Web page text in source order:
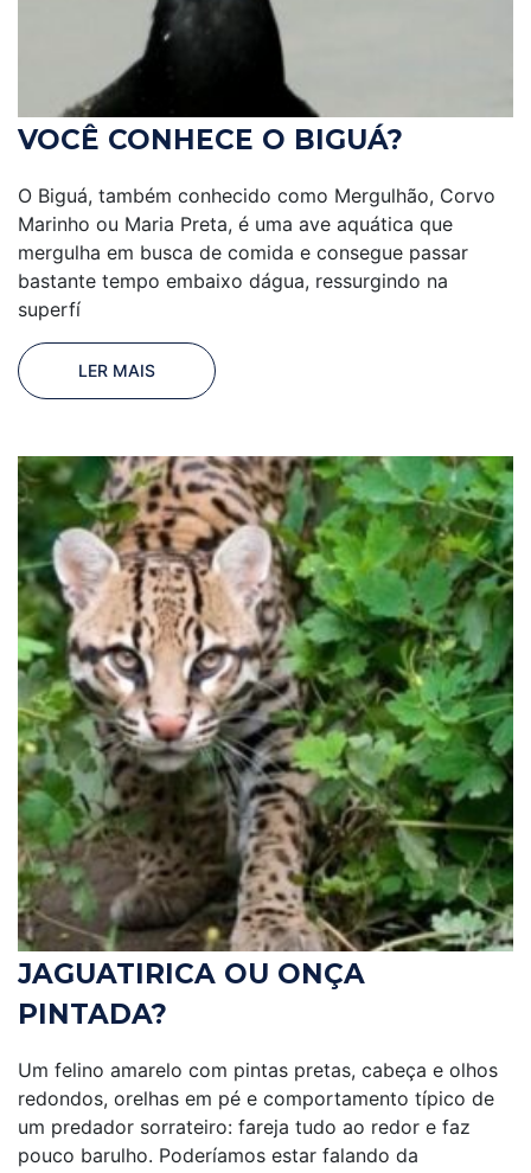
VOCÊ CONHECE O BIGUÁ?
O Biguá, também conhecido como Mergulhão, Corvo
Marinho ou Maria Preta, é uma ave aquática que
mergulha em busca de comida e consegue passar
bastante tempo embaixo dágua, ressurgindo na
superfí
LER MAIS
JAGUATIRICA OU ONÇA
PINTADA?
Um felino amarelo com pintas pretas, cabeça e olhos
redondos, orelhas em pé e comportamento típico de
um predador sorrateiro: fareja tudo ao redor e faz
pouco barulho. Poderíamos estar falando da